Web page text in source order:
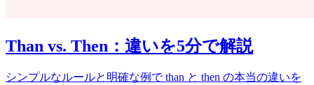
Than vs. Then：違いを5分で解説
シンプルなルールと明確な例で than と then の本当の違いを